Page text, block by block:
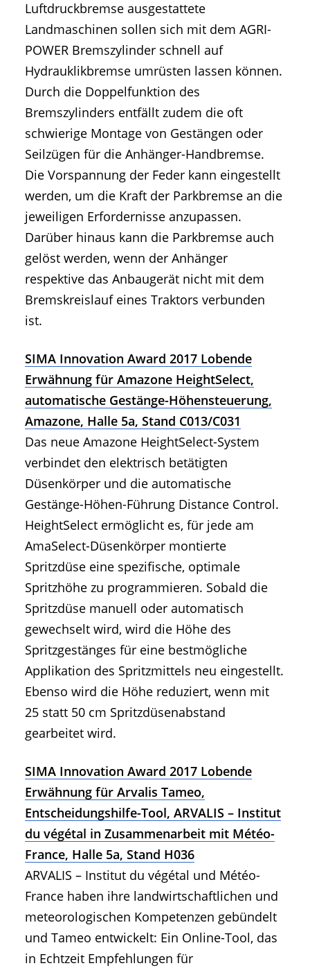
Luftdruckbremse ausgestattete
Landmaschinen sollen sich mit dem AGRI-
POWER Bremszylinder schnell auf
Hydrauklikbremse umrüsten lassen können.
Durch die Doppelfunktion des
Bremszylinders entfällt zudem die oft
schwierige Montage von Gestängen oder
Seilzügen für die Anhänger-Handbremse.
Die Vorspannung der Feder kann eingestellt
werden, um die Kraft der Parkbremse an die
jeweiligen Erfordernisse anzupassen.
Darüber hinaus kann die Parkbremse auch
gelöst werden, wenn der Anhänger
respektive das Anbaugerät nicht mit dem
Bremskreislauf eines Traktors verbunden
ist.
SIMA Innovation Award 2017 Lobende
Erwähnung für Amazone HeightSelect,
automatische Gestänge-Höhensteuerung,
Amazone, Halle 5a, Stand C013/C031
Das neue Amazone HeightSelect-System
verbindet den elektrisch betätigten
Düsenkörper und die automatische
Gestänge-Höhen-Führung Distance Control.
HeightSelect ermöglicht es, für jede am
AmaSelect-Düsenkörper montierte
Spritzdüse eine spezifische, optimale
Spritzhöhe zu programmieren. Sobald die
Spritzdüse manuell oder automatisch
gewechselt wird, wird die Höhe des
Spritzgestänges für eine bestmögliche
Applikation des Spritzmittels neu eingestellt.
Ebenso wird die Höhe reduziert, wenn mit
25 statt 50 cm Spritzdüsenabstand
gearbeitet wird.
SIMA Innovation Award 2017 Lobende
Erwähnung für Arvalis Tameo,
Entscheidungshilfe-Tool, ARVALIS – Institut
du végétal in Zusammenarbeit mit Météo-
France, Halle 5a, Stand H036
ARVALIS – Institut du végétal und Météo-
France haben ihre landwirtschaftlichen und
meteorologischen Kompetenzen gebündelt
und Tameo entwickelt: Ein Online-Tool, das
in Echtzeit Empfehlungen für